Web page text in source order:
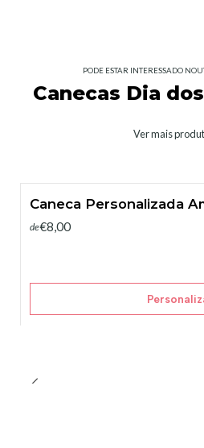
PODE ESTAR INTERESSADO
Canecas Dia
Ver mais
Caneca Personalizada
de€8,00